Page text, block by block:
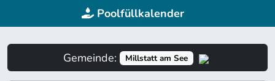
Poolfüllkalender
Gemeinde: Millstatt am See